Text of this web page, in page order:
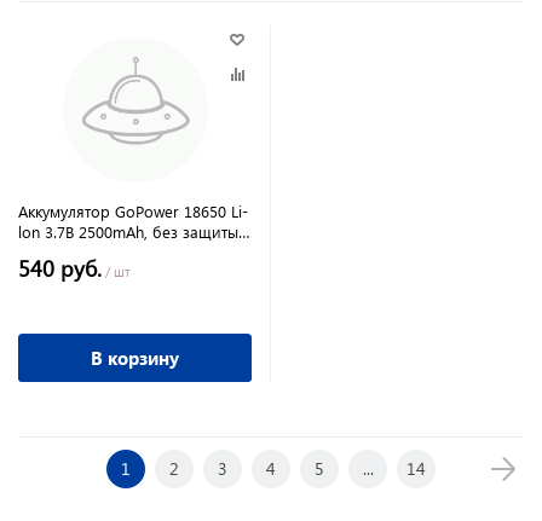
Аккумулятор GoPower 18650 Li-
lon 3.7B 2500mAh, без защиты,
540 руб. / шт
В корзину
1 2 3 4 5 ... 14